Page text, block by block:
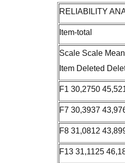
RELIABILITY
Item-total
Scale Scale
Item Deleted
F1 30,2750
F7 30,3937
F8 31,0812
F13 31,1125